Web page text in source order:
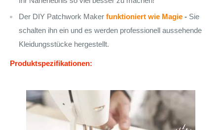
Der DIY Patchwork Maker funktioniert wie Magie - Sie
schalten ihn ein und es werden professionell aussehende
Kleidungsstücke hergestellt.
Produktspezifikationen: